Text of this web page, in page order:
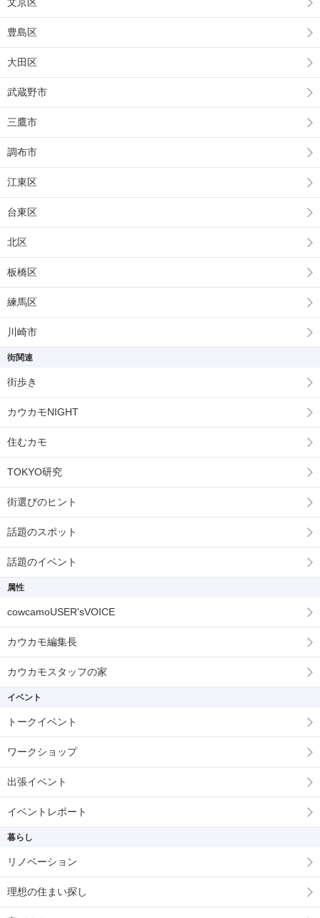
豊島区
大田区
武蔵野市
三鷹市
調布市
江東区
台東区
北区
板橋区
練馬区
川崎市
街関連
街歩き
カウカモNIGHT
住むカモ
TOKYO研究
街選びのヒント
話題のスポット
話題のイベント
属性
cowcamoUSER'sVOICE
カウカモ編集長
カウカモスタッフの家
イベント
トークイベント
ワークショップ
出張イベント
イベントレポート
暮らし
リノベーション
理想の住まい探し